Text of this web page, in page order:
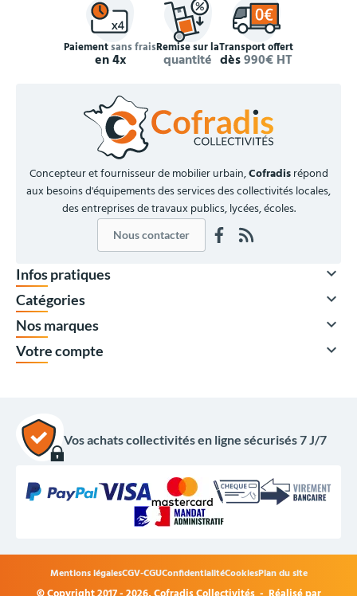
Paiementsans frais
en 4x
Remise sur la
quantité
Transport offert
dès990€ HT
Concepteur et fournisseur de mobilier urbain,Cofradisrépond
aux besoins d'équipements des services des collectivités locales,
des entreprises de travaux publics, lycées, écoles.
Nous contacter
Infos pratiques 
Catégories 
Nos marques 
Votre compte 
Vos achats collectivités en ligne sécurisés 7 J/7
Mentions légalesCGV-CGUConfidentialitéCookiesPlan du site